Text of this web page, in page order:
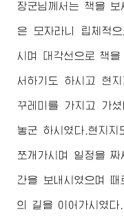
장군님께서 는 책을 보
은 모자라니 립체적
시며 대각선으로 책
서하기도 하시고 현
꾸레미를 가지고 가
놓군 하시였다.현지
쪼개가시며 일정을
간을 보내시였으며 때
의 길을 이어가시였다.